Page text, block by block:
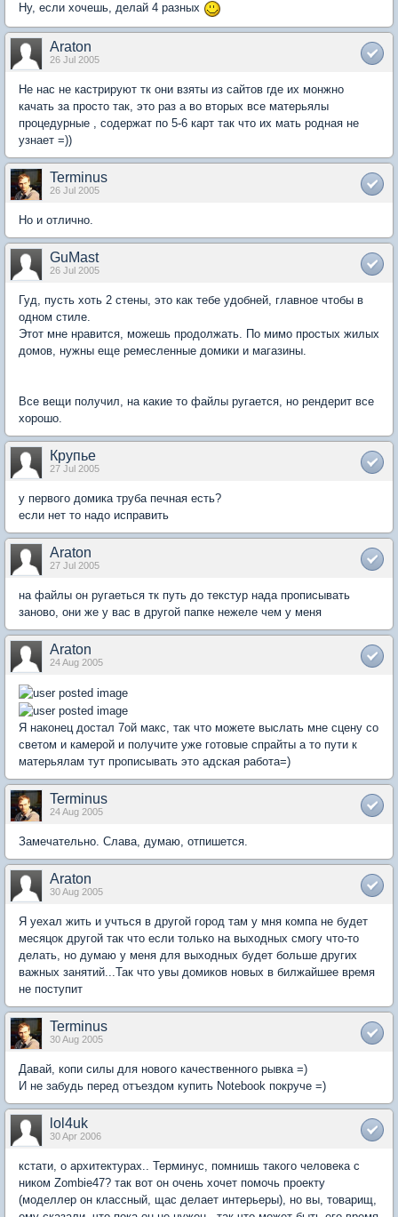
Ну, если хочешь, делай 4 разных
Araton
26 Jul 2005
Не нас не кастрируют тк они взяты из сайтов где их монжно
качать за просто так, это раз а во вторых все матерьялы
процедурные , содержат по 5-6 карт так что их мать родная не
узнает =))
Terminus
26 Jul 2005
Но и отлично.
GuMast
26 Jul 2005
Гуд, пусть хоть 2 стены, это как тебе удобней, главное чтобы в
одном стиле.
Этот мне нравится, можешь продолжать. По мимо простых жилых
домов, нужны еще ремесленные домики и магазины.
Все вещи получил, на какие то файлы ругается, но рендерит все
хорошо.
Крупье
27 Jul 2005
у первого домика труба печная есть?
если нет то надо исправить
Araton
27 Jul 2005
на файлы он ругаеться тк путь до текстур нада прописывать
заново, они же у вас в другой папке нежеле чем у меня
Araton
24 Aug 2005
Я наконец достал 7ой макс, так что можете выслать мне сцену со
светом и камерой и получите уже готовые спрайты а то пути к
матерьялам тут прописывать это адская работа=)
Terminus
24 Aug 2005
Замечательно. Слава, думаю, отпишется.
Araton
30 Aug 2005
Я уехал жить и учться в другой город там у мня компа не будет
месяцок другой так что если только на выходных смогу что-то
делать, но думаю у меня для выходных будет больше других
важных занятий...Так что увы домиков новых в билжайшее время
не поступит
Terminus
30 Aug 2005
Давай, копи силы для нового качественного рывка =)
И не забудь перед отъездом купить Notebook покруче =)
lol4uk
30 Apr 2006
кстати, о архитектурах.. Терминус, помнишь такого человека с
ником Zombie47? так вот он очень хочет помочь проекту
(моделлер он классный, щас делает интерьеры), но вы, товарищ,